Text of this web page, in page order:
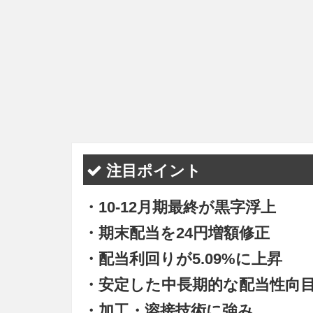
注目ポイント
・10-12月期最終が黒字浮上
・期末配当を24円増額修正
・配当利回りが5.09%に上昇
・安定した中長期的な配当性向